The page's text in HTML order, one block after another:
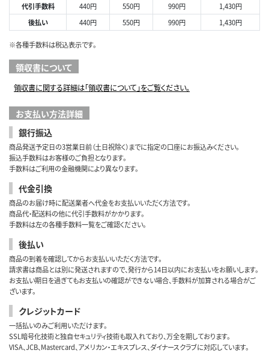
代引手数料
440円 550円 990円
1,430円
後払い
440円 550円 990円 1,430円
※各種手数料は税込表示です。
領収書について
領収書に関する詳細は「領収書について」をご覧ください。
お支払い方法詳細
銀行振込
商品発送予定日の3営業日前（土日祝除く）までに指定の口座にお振込みください。
振込手数料はお客様のご負担となります。
手数料はご利用の金融機関により異なります。
代金引換
商品のお届け時に配送業者へ代金をお支払いいただく方法です。
商品代・配送料の他に代引手数料がかかります。
手数料は左の各種手数料一覧をご確認ください。
後払い
商品の到着を確認してからお支払いいただく方法です。
請求書は商品とは別に発送されますので、発行から14日以内にお支払いをお願いします。
お支払い期日を過ぎてもお支払いの確認ができない場合、手数料が加算される場合がご
ざいます。
クレジットカード
一括払いのみご利用いただけます。
SSL暗号化技術と独自セキュリティ技術も取入れており、万全を期しております。
VISA、JCB、Mastercard、アメリカン・エキスプレス、ダイナースクラブに対応しています。